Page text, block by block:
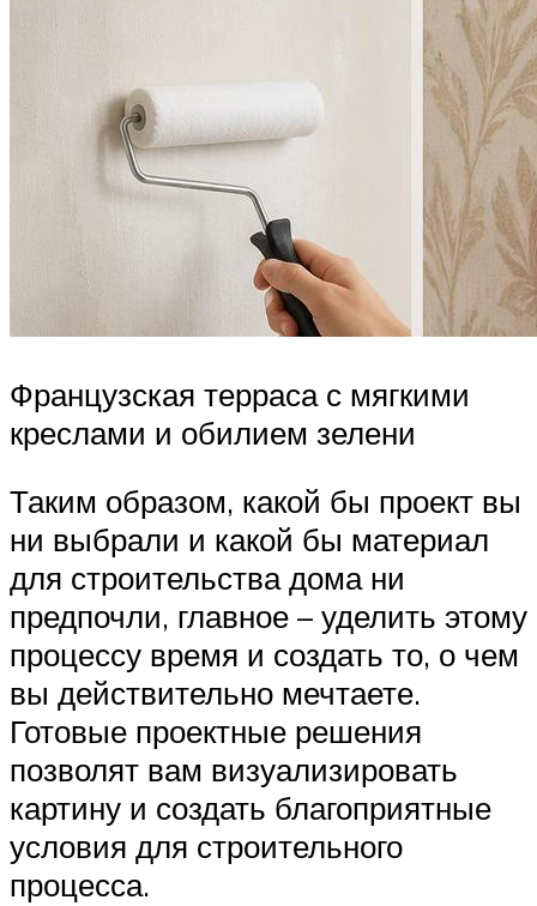
Французская терраса с мягкими
креслами и обилием зелени
Таким образом, какой бы проект вы
ни выбрали и какой бы материал
для строительства дома ни
предпочли, главное – уделить этому
процессу время и создать то, о чем
вы действительно мечтаете.
Готовые проектные решения
позволят вам визуализировать
картину и создать благоприятные
условия для строительного
процесса.